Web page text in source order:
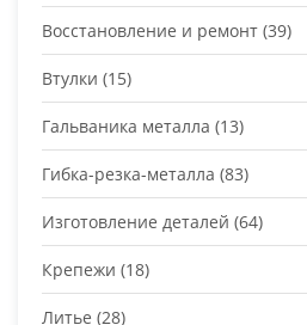
Восстановление и ремонт (39)
Втулки (15)
Гальваника металла (13)
Гибка-резка-металла (83)
Изготовление деталей (64)
Крепежи (18)
Литье (28)